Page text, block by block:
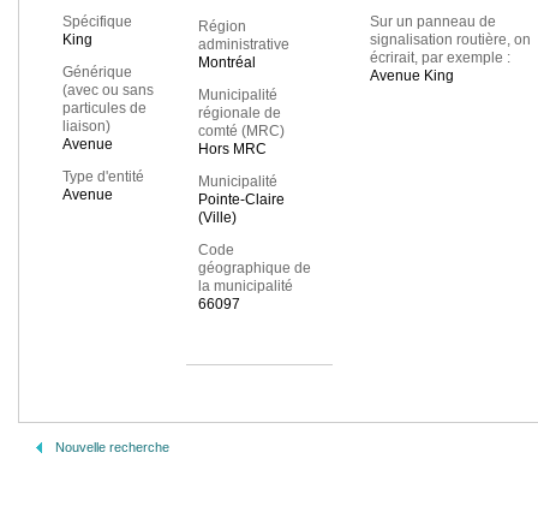
Spécifique
King
Générique
(avec ou sans
particules de
liaison)
Avenue
Type d'entité
Avenue
Région
administrative
Montréal
Municipalité
régionale de
comté (MRC)
Hors MRC
Municipalité
Pointe-Claire
(Ville)
Code
géographique de
la municipalité
66097
Sur un panneau de
signalisation routière, on
écrirait, par exemple :
Avenue King
Nouvelle recherche